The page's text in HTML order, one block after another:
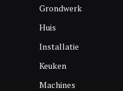
Grondwerk
Huis
Installatie
Keuken
Machines